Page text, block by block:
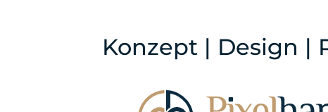
Konzept | Design |